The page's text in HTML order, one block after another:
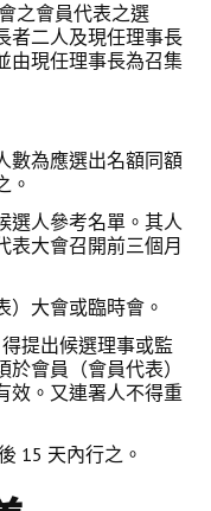
之會員代表之選
者二人及現任理事長
由現任理事長為召集
數為應選出名額同額
。
選人參考名單。其人
表大會召開前三個月
）大會或臨時會。
提出候選理事或監
會員（會員代表）
效。又連署人不得重
15 天內行之。